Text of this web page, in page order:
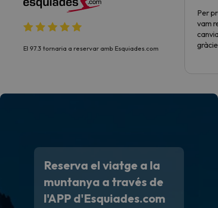
El 97.3 tornaria a reservar amb Esquiades.com
Per
vam
Reserva el viatge a la
muntanya a través de
l'APP d'Esquiades.com